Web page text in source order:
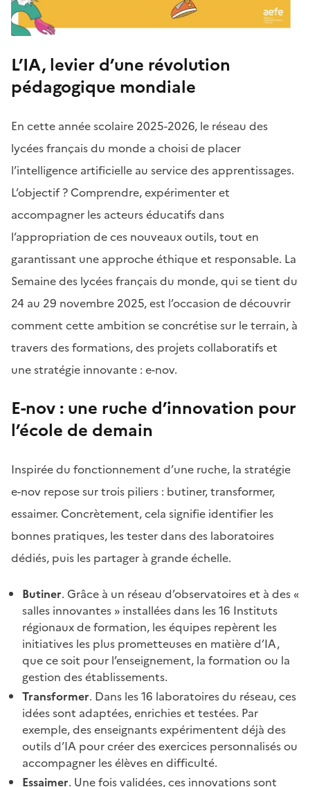
de
page
L’IA, levier d’une révolution
pédagogique mondiale
En cette année scolaire 2025-2026, le réseau des
lycées français du monde a choisi de placer
l’intelligence artificielle au service des apprentissages.
L’objectif ? Comprendre, expérimenter et
accompagner les acteurs éducatifs dans
l’appropriation de ces nouveaux outils, tout en
garantissant une approche éthique et responsable. La
Semaine des lycées français du monde, qui se tient du
24 au 29 novembre 2025, est l’occasion de découvrir
comment cette ambition se concrétise sur le terrain, à
travers des formations, des projets collaboratifs et
une stratégie innovante : e-nov.
E-nov : une ruche d’innovation pour
l’école de demain
Inspirée du fonctionnement d’une ruche, la stratégie
e-nov repose sur trois piliers : butiner, transformer,
essaimer. Concrètement, cela signifie identifier les
bonnes pratiques, les tester dans des laboratoires
dédiés, puis les partager à grande échelle.
Butiner. Grâce à un réseau d’observatoires et à des «
salles innovantes » installées dans les 16 Instituts
régionaux de formation, les équipes repèrent les
initiatives les plus prometteuses en matière d’IA,
que ce soit pour l’enseignement, la formation ou la
gestion des établissements.
Transformer. Dans les 16 laboratoires du réseau, ces
idées sont adaptées, enrichies et testées. Par
exemple, des enseignants expérimentent déjà des
outils d’IA pour créer des exercices personnalisés ou
accompagner les élèves en difficulté.
Essaimer. Une fois validées, ces innovations sont